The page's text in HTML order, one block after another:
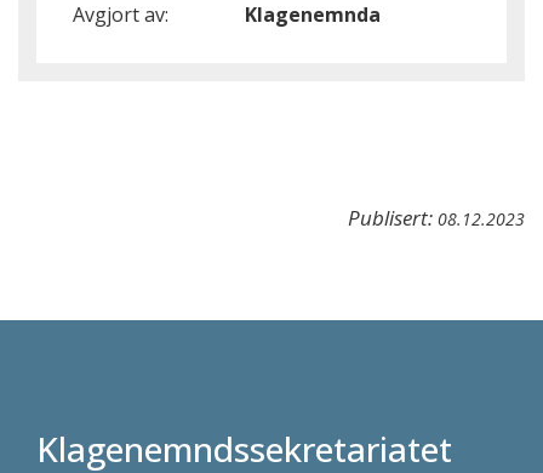
Avgjort av: Klagenemnda
Publisert: 08.12.2023
Klagenemndssekretariatet